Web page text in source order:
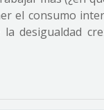
el consumo
desigualdad